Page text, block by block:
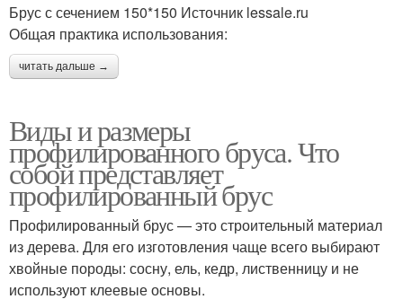
Брус с сечением 150*150 Источник lessale.ru
Общая практика использования:
читать дальше →
Виды и размеры
профилированного бруса. Что
собой представляет
профилированный брус
Профилированный брус — это строительный материал
из дерева. Для его изготовления чаще всего выбирают
хвойные породы: сосну, ель, кедр, лиственницу и не
используют клеевые основы.